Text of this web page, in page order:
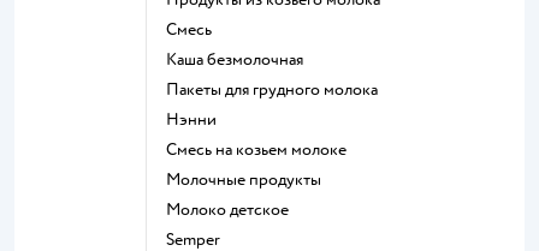
смесь
каша безмолочная
пакеты для грудного молока
нэнни
смесь на козьем молоке
молочные продукты
молоко детское
semper